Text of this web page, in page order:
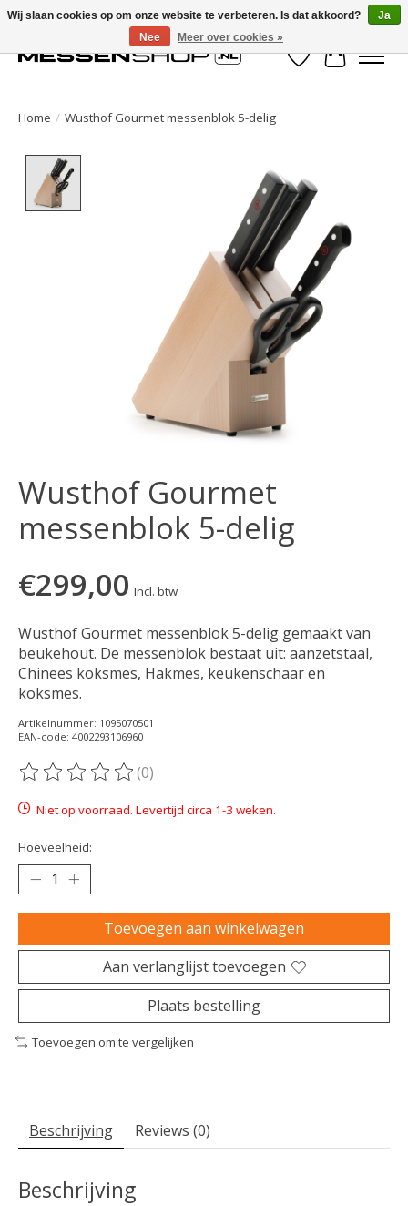
Verlanglijst
Home / Wusthof Gourmet messenblok 5-delig
Wusthof Gourmet
messenblok 5-delig
€299,00 Incl. btw
Wusthof Gourmet messenblok 5-delig gemaakt van
beukehout. De messenblok bestaat uit: aanzetstaal,
Chinees koksmes, Hakmes, keukenschaar en
koksmes.
Artikelnummer: 1095070501
EAN-code: 4002293106960
De beoordeling van dit product is
(0)
Niet op voorraad. Levertijd circa 1-3 weken.
Hoeveelheid:
Toevoegen aan winkelwagen
Aan verlanglijst toevoegen
Plaats bestelling
Toevoegen om te vergelijken
Beschrijving Reviews (0)
Beschrijving
Wij slaan cookies op om onze website te verbeteren. Is dat akkoord?
Ja
Nee
Meer over cookies »